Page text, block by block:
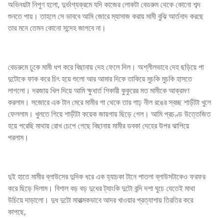
অভিনয়টা নিপুণ হলো, দুর্ভাগ্যক্রমে যদি কাজের লোকটা বেডরুম থেকে কোনো শব্দ
শুনতে পায়। তাহলে সে ভাববে আমি জোরে ম্যাসাজ করায় মামী বুঝি আর্তনাদ করছে
তার মনে তেমন কোনো সন্দেহ জাগবে না।
বেডরুমে ঢুকে মামী ধপ করে বিছানায় দেহ ফেলে দিল। অশ্লীলভাবে দেহ ছড়িয়ে পা
দুটোকে ফাক করে চিৎ হয়ে শুলো আর আমার দিকে তাকিয়ে মুচকি মুচকি হাসতে
লাগলো। দরজায় খিল দিয়ে আমি ক্ষুধার্ত শিকারী কুকুরের মত মামীকে আক্রমণ
করলাম। সজোরে এক টান মেরে মামীর গা থেকে তার গাঢ় নীল রঙের স্বচ্ছ শাড়ীটা খুলে
ফেললাম। খুলতে গিয়ে শাড়ীটা কয়েক জায়গায় ছিড়ে গেল। আমি প্রচণ্ড উত্তেজিত
হয়ে পরেছি মাথায় রোখ চেপে গেছে বিছানায় মামীর ডবকা দেহের উপর ঝাপিয়ে
পরলাম।
দুই হাতে মামীর ব্লাউসের দুদিক ধরে এক হ্যাচকা টানে পাতলা ব্লাউসটাকেও ফরফর
করে ছিড়ে দিলাম। বিশাল বড় বড় দুধের ট্যাংকি দুটো বন্দি দশা ঘুচে যেতেই মাথা
উচিয়ে দাড়ালো। দুধ দুটো মারাত্মকভাবে আদর খাওয়ার প্রত্যাশায় তিরতির করে
কাপছে,